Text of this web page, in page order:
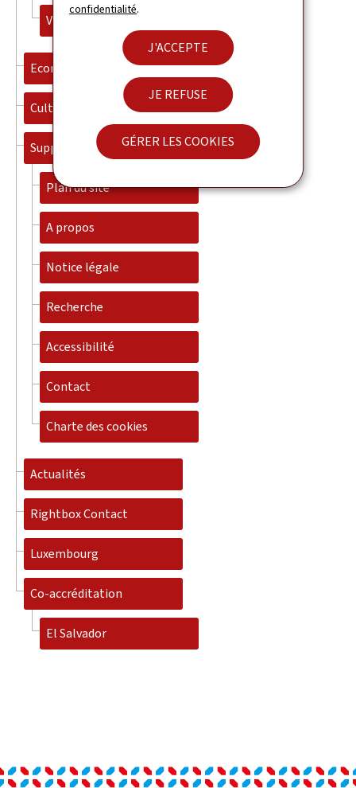
confidentialité.
J'ACCEPTE
JE REFUSE
GÉRER LES COOKIES
Visa vacances travail
Economie
Culture
Support
Plan du site
A propos
Notice légale
Recherche
Accessibilité
Contact
Charte des cookies
Actualités
Rightbox Contact
Luxembourg
Co-accréditation
El Salvador